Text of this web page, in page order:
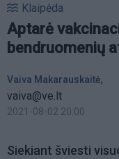
Klaipėda
Aptarė
bendruomenių
Vaiva Makarauskaitė,
vaiva@ve.lt
2021-08-02 20:00
Siekiant šviesti